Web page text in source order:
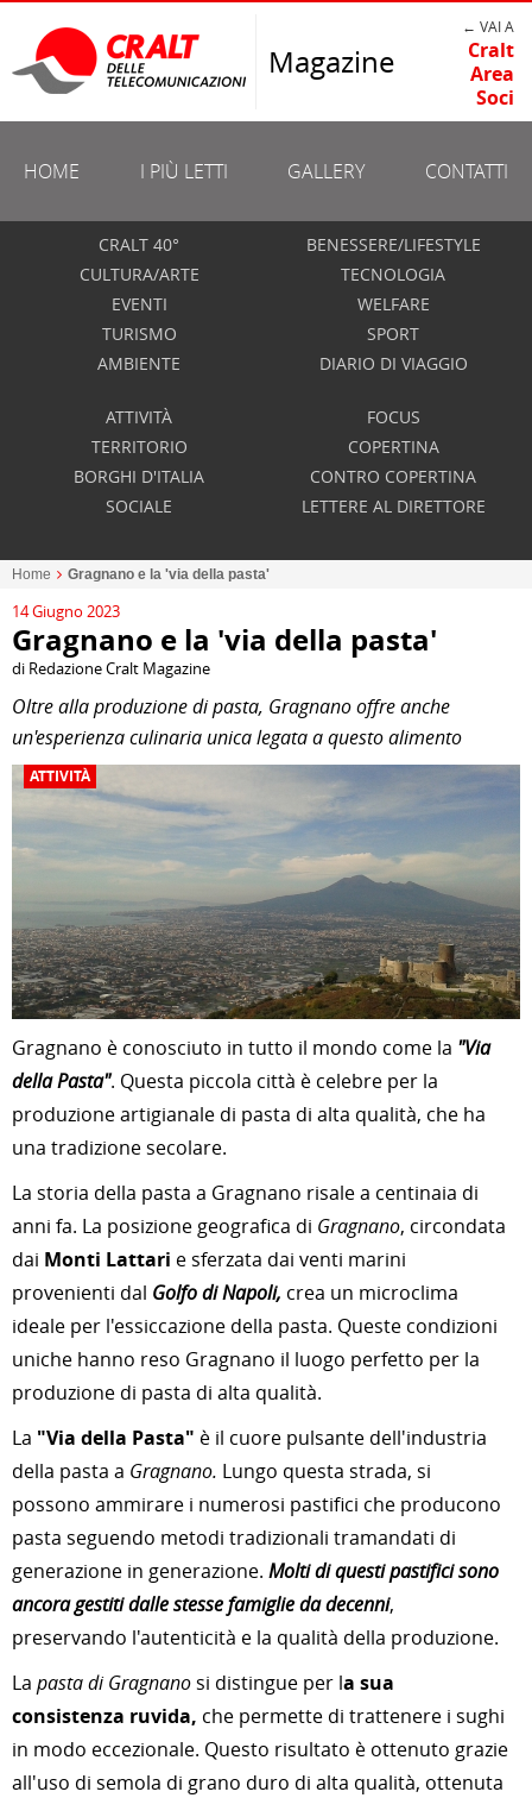
Magazine
← VAI A
Cralt
Area
Soci
HOME I PIÙ LETTI GALLERY CONTATTI
CRALT 40°
CULTURA/ARTE
EVENTI
TURISMO
AMBIENTE
BENESSERE/LIFESTYLE
TECNOLOGIA
WELFARE
SPORT
DIARIO DI VIAGGIO
ATTIVITÀ
TERRITORIO
BORGHI D'ITALIA
SOCIALE
FOCUS
COPERTINA
CONTRO COPERTINA
LETTERE AL DIRETTORE
Home Gragnano e la 'via della pasta'
14 Giugno 2023
Gragnano e la 'via della pasta'
di Redazione Cralt Magazine
Oltre alla produzione di pasta, Gragnano offre anche
un'esperienza culinaria unica legata a questo alimento
ATTIVITÀ
Gragnano è conosciuto in tutto il mondo come la "Via
della Pasta". Questa piccola città è celebre per la
produzione artigianale di pasta di alta qualità, che ha
una tradizione secolare.
La storia della pasta a Gragnano risale a centinaia di
anni fa. La posizione geografica di Gragnano, circondata
dai Monti Lattari e sferzata dai venti marini
provenienti dal Golfo di Napoli, crea un microclima
ideale per l'essiccazione della pasta. Queste condizioni
uniche hanno reso Gragnano il luogo perfetto per la
produzione di pasta di alta qualità.
La "Via della Pasta" è il cuore pulsante dell'industria
della pasta a Gragnano. Lungo questa strada, si
possono ammirare i numerosi pastifici che producono
pasta seguendo metodi tradizionali tramandati di
generazione in generazione. Molti di questi pastifici sono
ancora gestiti dalle stesse famiglie da decenni,
preservando l'autenticità e la qualità della produzione.
La pasta di Gragnanosi distingue per la sua
consistenza ruvida, che permette di trattenere i sughi
in modo eccezionale. Questo risultato è ottenuto grazie
all'uso di semola di grano duro di alta qualità, ottenuta